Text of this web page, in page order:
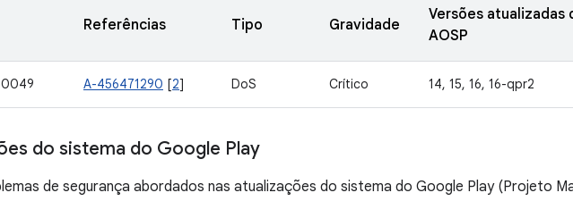
Referências Tipo Gravidade
Versões atualizadas
AOSP
A-456471290 [2] DoS Crítico 14, 15, 16, 16-qpr2
do sistema do Google Play
de segurança abordados nas atualizações do sistema do Google Play (Projeto